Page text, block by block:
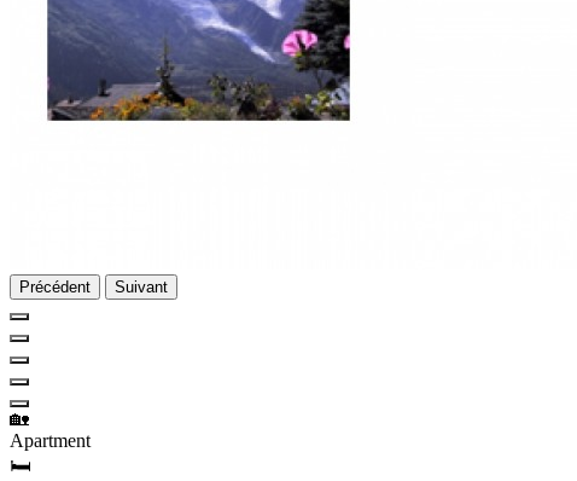
Précédent Suivant
🏡
Apartment
🛏